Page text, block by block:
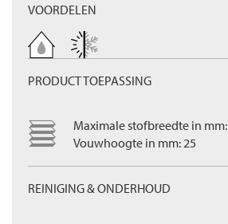
VOORDELEN
PRODUCT TOEPASSING
Maximale stofbreedte in
Vouwhoogte in mm: 25
REINIGING & ONDERHOUD